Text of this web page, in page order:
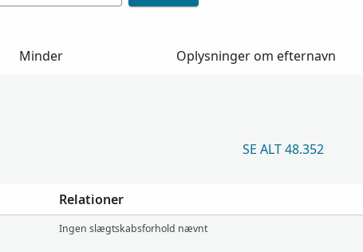
Minder Oplysninger om efternavn
SE ALT 48.352
Relationer
Ingen slægtskabsforhold nævnt